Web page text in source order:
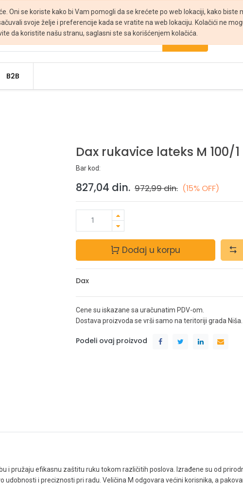
Oni se koriste kako bi Vam pomogli da se krećete po web lokaciji, kako biste
svoje želje i preferencije kada se vratite na web lokaciju. Kolačići ne
da koristite našu stranu, saglasni ste sa korišćenjem kolačića.
B2B
Dax rukavice lateks M 100/1
Bar kod:
827,04 din. 972,99din. (15% OFF)
Dodaj u korpu
Dax
Cene su iskazane sa uračunatim PDV-om.
Dostava proizvoda se vrši samo na teritoriji grada Niša.
Podeli ovaj proizvod
i pružaju efikasnu zaštitu ruku tokom različitih poslova. Izrađene su od
i preciznosti pri radu. Veličina M odgovara većini korisnika, a